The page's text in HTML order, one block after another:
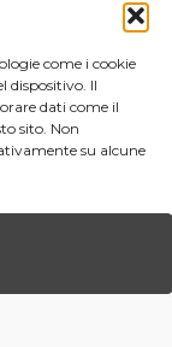
come i cookie
dispositivo. Il
dati come il
sito. Non
su alcune